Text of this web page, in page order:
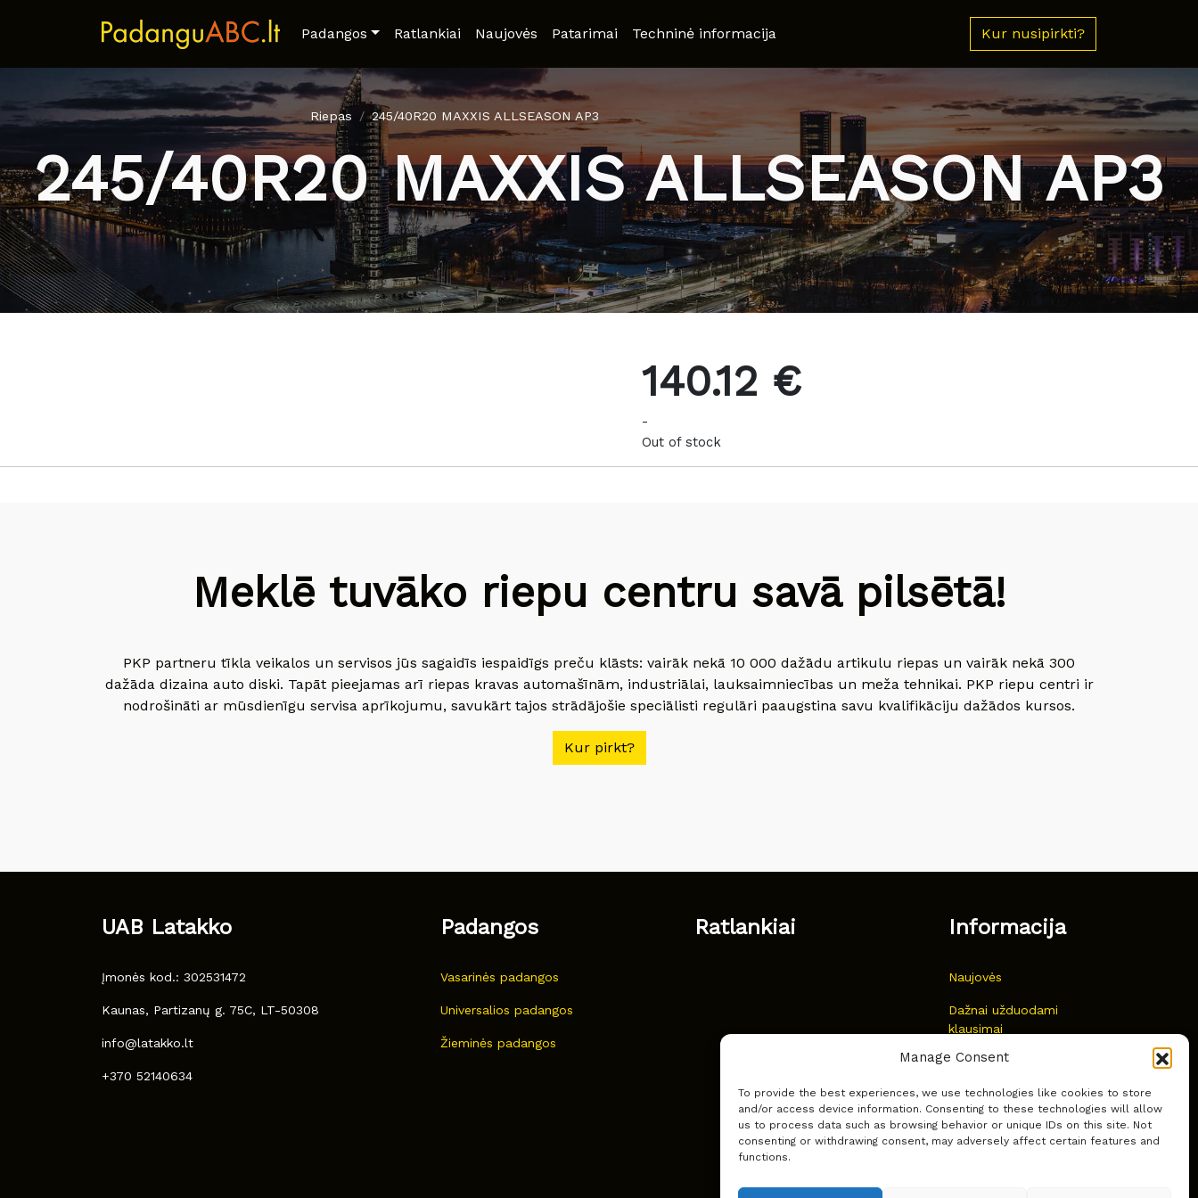
Manage Consent
To provide the best experiences, we use technologies like cookies to store
and/or access device information. Consenting to these technologies will allow
us to process data such as browsing behavior or unique IDs on this site. Not
consenting or withdrawing consent, may adversely affect certain features and
functions.
Padangos Ratlankiai Naujovės Patarimai Techninė informacija Kur nusipirkti?
Riepas 245/40R20 MAXXIS ALLSEASON AP3
245/40R20 MAXXIS ALLSEASON AP3
140.12 €
-
Out of stock
Meklē tuvāko riepu centru savā pilsētā!
PKP partneru tīkla veikalos un servisos jūs sagaidīs iespaidīgs preču klāsts: vairāk nekā 10 000 dažādu artikulu riepas un vairāk nekā 300
dažāda dizaina auto diski. Tapāt pieejamas arī riepas kravas automašīnām, industriālai, lauksaimniecības un meža tehnikai. PKP riepu centri ir
nodrošināti ar mūsdienīgu servisa aprīkojumu, savukārt tajos strādājošie speciālisti regulāri paaugstina savu kvalifikāciju dažādos kursos.
Kur pirkt?
UAB Latakko
Įmonės kod.: 302531472
Kaunas, Partizanų g. 75C, LT-50308
info@latakko.lt
+370 52140634
Padangos
Vasarinės padangos
Universalios padangos
Žieminės padangos
Ratlankiai Informacija
Naujovės
Dažnai užduodami
klausimai
Kur nusipirkti?
Privatumas